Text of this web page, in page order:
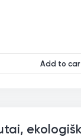
quantity
Add to